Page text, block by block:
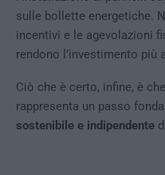
sulle bollette energetiche.
incentivi e le agevolazioni
rendono l’investimento più
Ciò che è certo, infine, è
rappresenta un passo
sostenibile e indipendente